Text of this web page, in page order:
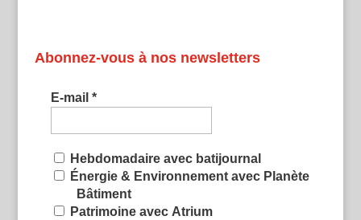
Abonnez-vous à nos newsletters
E-mail *
Hebdomadaire avec batijournal
Énergie & Environnement avec Planète
Bâtiment
Patrimoine avec Atrium